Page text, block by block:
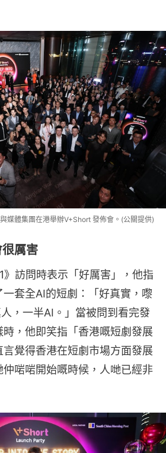
媒體集團在港舉辦V+Short 發佈會。(公關提供)
厲害
》訪問時表示「好厲害」，他指
套全AI的短劇：「好真實，嚟
，一半AI。」當被問到看完發
，他即笑指「香港嘅短劇發展
覺得香港在短劇市場方面發展
啱啱開始嘅時候，人哋已經非